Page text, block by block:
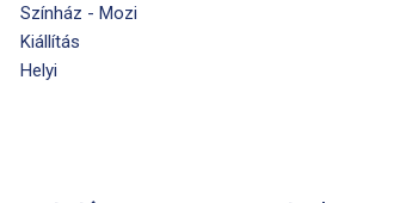
Színház - Mozi
Kiállítás
Helyi